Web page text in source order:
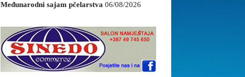
Međunarodni sajam pčelarstva 06/08/2026